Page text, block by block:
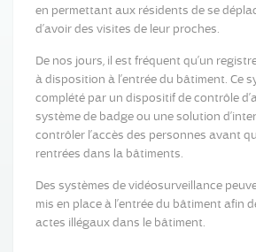
en permettant aux résidents de se
d’avoir des visites de leur proches.
De nos jours, il est fréquent qu’un
à disposition à l’entrée du bâtiment. Ce
complété par un dispositif de contrôle
système de badge ou une solution
contrôler l’accès des personnes avant
rentrées dans la bâtiments.
Des systèmes de vidéosurveillance
mis en place à l’entrée du bâtiment afin
actes illégaux dans le bâtiment.